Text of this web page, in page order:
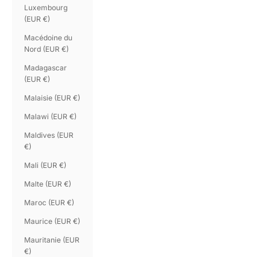
Luxembourg
(EUR €)
Macédoine du
Nord (EUR €)
Madagascar
(EUR €)
Malaisie (EUR €)
Malawi (EUR €)
Maldives (EUR
€)
Mali (EUR €)
Malte (EUR €)
Maroc (EUR €)
Maurice (EUR €)
Mauritanie (EUR
€)